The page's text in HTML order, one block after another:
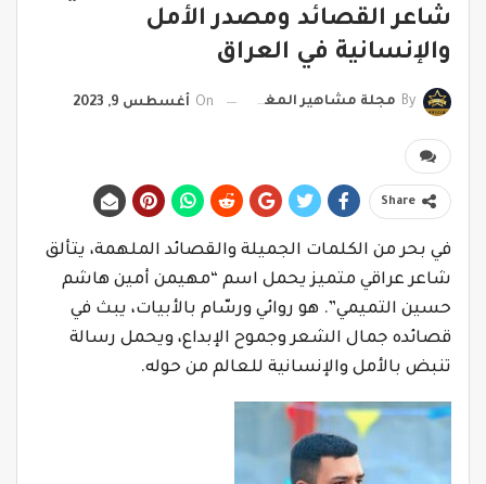
شاعر القصائد ومصدر الأمل
والإنسانية في العراق
By مجلة مشاهير المغرب On أغسطس 9, 2023
Share
في بحر من الكلمات الجميلة والقصائد الملهمة، يتألق
شاعر عراقي متميز يحمل اسم “مهيمن أمين هاشم
حسين التميمي”. هو روائي ورسّام بالأبيات، يبث في
قصائده جمال الشعر وجموح الإبداع، ويحمل رسالة
تنبض بالأمل والإنسانية للعالم من حوله.